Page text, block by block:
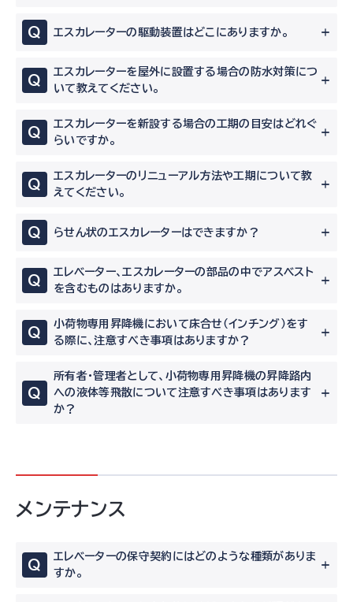
Q エスカレーターの駆動装置はどこにありますか。
Q
エスカレーターを屋外に設置する場合の防水対策につ
いて教えてください。
Q
エスカレーターを新設する場合の工期の目安はどれぐ
らいですか。
Q
エスカレーターのリニューアル方法や工期について教
えてください。
Q らせん状のエスカレーターはできますか？
Q
エレベーター、エスカレーターの部品の中でアスベスト
を含むものはありますか。
Q
小荷物専用昇降機において床合せ（インチング）をす
る際に、注意すべき事項はありますか？
Q
所有者・管理者として、小荷物専用昇降機の昇降路内
への液体等飛散について注意すべき事項はあります
か？
メンテナンス
Q
エレベーターの保守契約にはどのような種類がありま
すか。